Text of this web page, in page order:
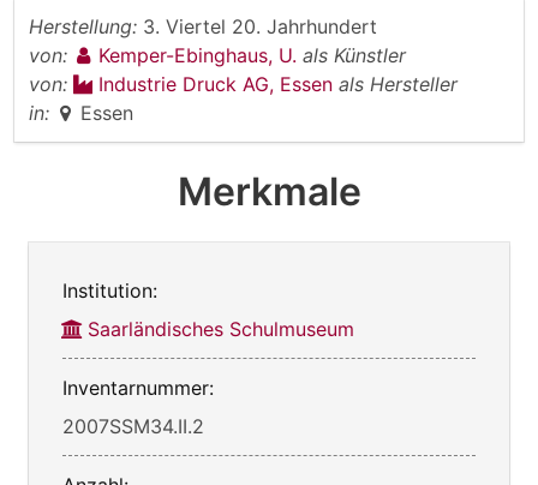
Herstellung: 3. Viertel 20. Jahrhundert
von:
Kemper-Ebinghaus, U. als Künstler
von:
Industrie Druck AG, Essen als Hersteller
in:
Essen
Merkmale
Institution:
Saarländisches Schulmuseum
Inventarnummer:
2007SSM34.II.2